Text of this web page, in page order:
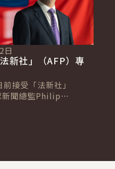
日
新社」（AFP）專
接受「法新社」
新聞總監Philip